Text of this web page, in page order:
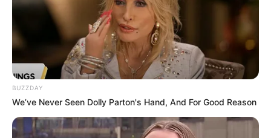
(foto: instagram/simoneasshley)
Daftar isi
Biodata & Profil
Nama Lengkap:Lily Jane Collins
BUZZDAY
We’ve Never Seen Dolly Parton's Hand, And For Good Reason